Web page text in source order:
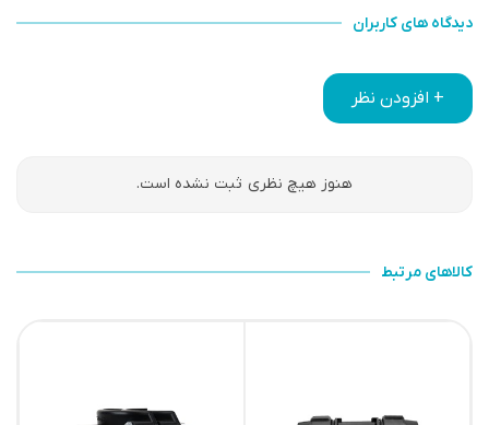
دیدگاه های کاربران
+ افزودن نظر
هنوز هیچ نظری ثبت نشده است.
کالاهای مرتبط